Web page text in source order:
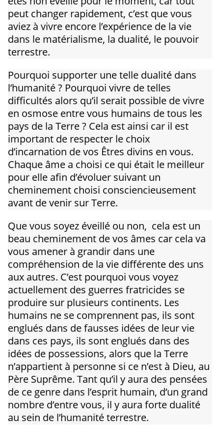
peut changer rapidement, c’est que vous
aviez à vivre encore l’expérience de la vie
dans le matérialisme, la dualité, le pouvoir
terrestre.
Pourquoi supporter une telle dualité dans
l’humanité ? Pourquoi vivre de telles
difficultés alors qu’il serait possible de vivre
en osmose entre vous humains de tous les
pays de la Terre ? Cela est ainsi car il est
important de respecter le choix
d’incarnation de vos Êtres divins en vous.
Chaque âme a choisi ce qui était le meilleur
pour elle afin d’évoluer suivant un
cheminement choisi consciencieusement
avant de venir sur Terre.
Que vous soyez éveillé ou non, cela est un
beau cheminement de vos âmes car cela va
vous amener à grandir dans une
compréhension de la vie différente des uns
aux autres. C’est pourquoi vous voyez
actuellement des guerres fratricides se
produire sur plusieurs continents. Les
humains ne se comprennent pas, ils sont
englués dans de fausses idées de leur vie
dans ces pays, ils sont englués dans des
idées de possessions, alors que la Terre
n’appartient à personne si ce n’est à Dieu, au
Père Suprême. Tant qu’il y aura des pensées
de ce genre dans l’esprit humain, d’un grand
nombre d’entre vous, il y aura forte dualité
au sein de l’humanité terrestre.